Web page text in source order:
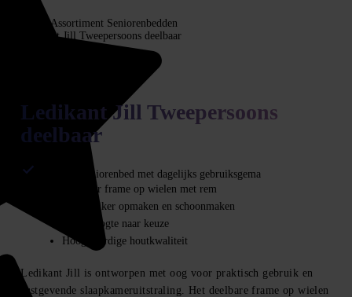
Assortiment Seniorenbedden
Ledikant Jill Tweepersoons deelbaar
Ledikant Jill Tweepersoons
deelbaar
Deelbaar seniorenbed met dagelijks gebruiksgema
Deelbaar frame op wielen met rem
Makkelijker opmaken en schoonmaken
Instaphoogte naar keuze
Hoogwaardige houtkwaliteit
Ledikant Jill is ontworpen met oog voor praktisch gebruik en
rustgevende slaapkameruitstraling. Het deelbare frame op wielen